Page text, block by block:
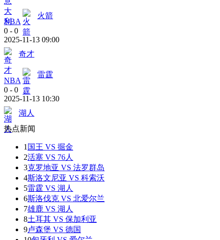
NBA
火箭
0 - 0
2025-11-13 09:00
奇才
NBA
雷霆
0 - 0
2025-11-13 10:30
湖人
热点新闻
1 国王 VS 掘金
2活塞 VS 76人
3克罗地亚 VS 法罗群岛
4斯洛文尼亚 VS 科索沃
5雷霆 VS 湖人
6斯洛伐克 VS 北爱尔兰
7雄鹿 VS 湖人
8土耳其 VS 保加利亚
9卢森堡 VS 德国